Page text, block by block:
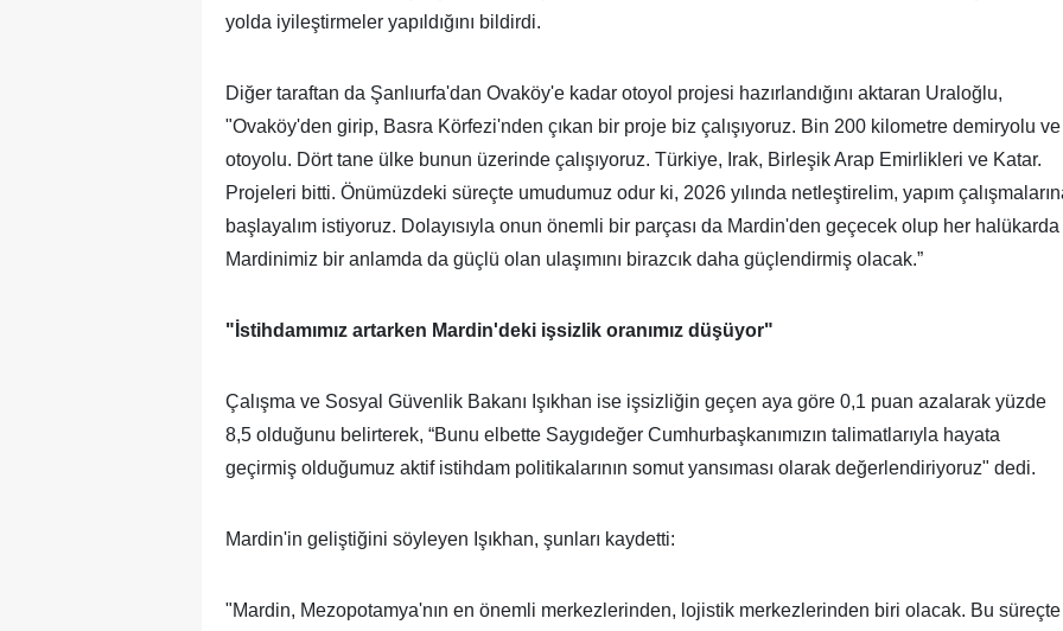
yolda iyileştirmeler yapıldığını bildirdi.
Diğer taraftan da Şanlıurfa'dan Ovaköy'e kadar otoyol projesi hazırlandığını aktaran Uraloğlu,
"Ovaköy'den girip, Basra Körfezi'nden çıkan bir proje biz çalışıyoruz. Bin 200 kilometre demiryolu ve
otoyolu. Dört tane ülke bunun üzerinde çalışıyoruz. Türkiye, Irak, Birleşik Arap Emirlikleri ve Katar.
Projeleri bitti. Önümüzdeki süreçte umudumuz odur ki, 2026 yılında netleştirelim, yapım
başlayalım istiyoruz. Dolayısıyla onun önemli bir parçası da Mardin'den geçecek olup her halükarda
Mardinimiz bir anlamda da güçlü olan ulaşımını birazcık daha güçlendirmiş olacak.”
"İstihdamımız artarken Mardin'deki işsizlik oranımız düşüyor"
Çalışma ve Sosyal Güvenlik Bakanı Işıkhan ise işsizliğin geçen aya göre 0,1 puan azalarak yüzde
8,5 olduğunu belirterek, “Bunu elbette Saygıdeğer Cumhurbaşkanımızın talimatlarıyla hayata
geçirmiş olduğumuz aktif istihdam politikalarının somut yansıması olarak değerlendiriyoruz" dedi.
Mardin'in geliştiğini söyleyen Işıkhan, şunları kaydetti:
"Mardin, Mezopotamya'nın en önemli merkezlerinden, lojistik merkezlerinden biri olacak. Bu süreçte